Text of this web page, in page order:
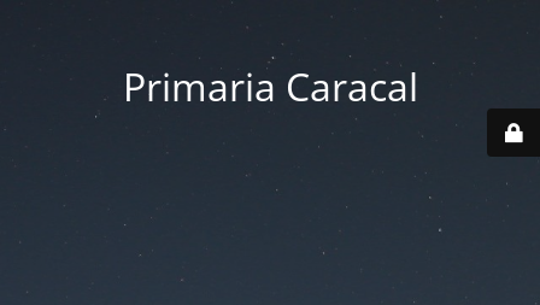
Primaria Caracal